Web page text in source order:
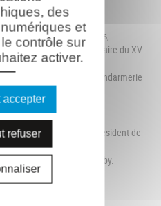
Regt,
britannique,
aux sports militaires,
sélection nationale militaire du XV
de rugby de la Gendarmerie
Metras, commandant le
de l’Aisne,
de rugby et Président de
de France de rugby.
Rugbymen
des
et
contrôle sur
activer.
accepter
refuser